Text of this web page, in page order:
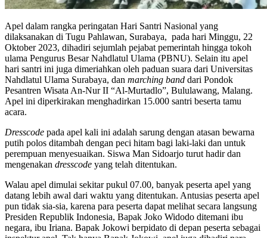
Apel dalam rangka peringatan Hari Santri Nasional yang
dilaksanakan di Tugu Pahlawan, Surabaya, pada hari Minggu, 22
Oktober 2023, dihadiri sejumlah pejabat pemerintah hingga tokoh
ulama Pengurus Besar Nahdlatul Ulama (PBNU). Selain itu apel
hari santri ini juga dimeriahkan oleh paduan suara dari Universitas
Nahdlatul Ulama Surabaya, dan marching band dari Pondok
Pesantren Wisata An-Nur II “Al-Murtadlo”, Bululawang, Malang.
Apel ini diperkirakan menghadirkan 15.000 santri beserta tamu
acara.
Dresscode pada apel kali ini adalah sarung dengan atasan bewarna
putih polos ditambah dengan peci hitam bagi laki-laki dan untuk
perempuan menyesuaikan. Siswa Man Sidoarjo turut hadir dan
mengenakan dresscode yang telah ditentukan.
Walau apel dimulai sekitar pukul 07.00, banyak peserta apel yang
datang lebih awal dari waktu yang ditentukan. Antusias peserta apel
pun tidak sia-sia, karena para peserta dapat melihat secara langsung
Presiden Republik Indonesia, Bapak Joko Widodo ditemani ibu
negara, ibu Iriana. Bapak Jokowi berpidato di depan peserta sebagai